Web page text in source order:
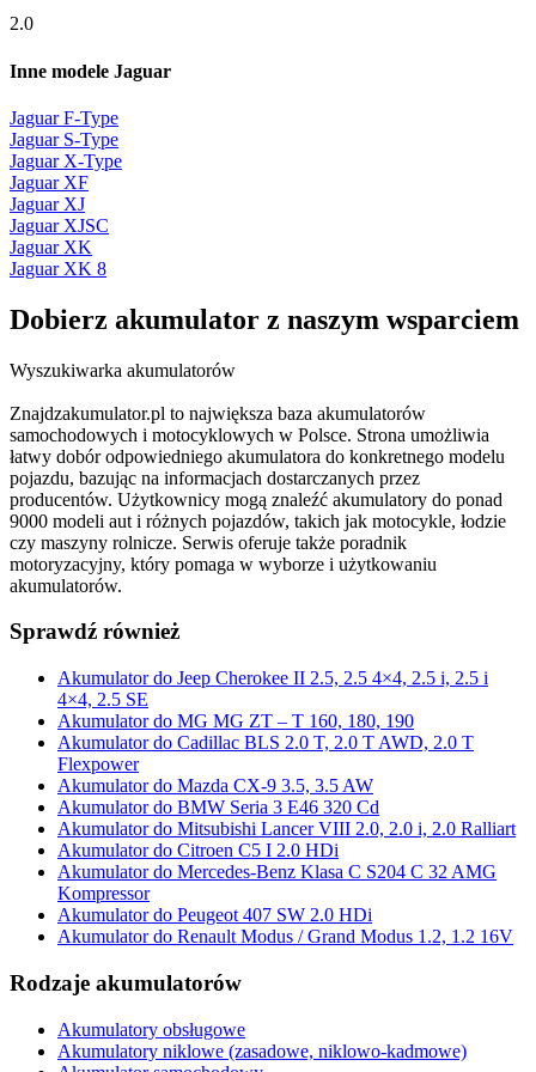
2.0
Inne modele Jaguar
Jaguar F-Type
Jaguar S-Type
Jaguar X-Type
Jaguar XF
Jaguar XJ
Jaguar XJSC
Jaguar XK
Jaguar XK 8
Dobierz akumulator z naszym wsparciem
Wyszukiwarka akumulatorów
Znajdzakumulator.pl to największa baza akumulatorów
samochodowych i motocyklowych w Polsce. Strona umożliwia
łatwy dobór odpowiedniego akumulatora do konkretnego modelu
pojazdu, bazując na informacjach dostarczanych przez
producentów. Użytkownicy mogą znaleźć akumulatory do ponad
9000 modeli aut i różnych pojazdów, takich jak motocykle, łodzie
czy maszyny rolnicze. Serwis oferuje także poradnik
motoryzacyjny, który pomaga w wyborze i użytkowaniu
akumulatorów.
Sprawdź również
Akumulator do Jeep Cherokee II 2.5, 2.5 4×4, 2.5 i, 2.5 i
4×4, 2.5 SE
Akumulator do MG MG ZT – T 160, 180, 190
Akumulator do Cadillac BLS 2.0 T, 2.0 T AWD, 2.0 T
Flexpower
Akumulator do Mazda CX-9 3.5, 3.5 AW
Akumulator do BMW Seria 3 E46 320 Cd
Akumulator do Mitsubishi Lancer VIII 2.0, 2.0 i, 2.0 Ralliart
Akumulator do Citroen C5 I 2.0 HDi
Akumulator do Mercedes-Benz Klasa C S204 C 32 AMG
Kompressor
Akumulator do Peugeot 407 SW 2.0 HDi
Akumulator do Renault Modus / Grand Modus 1.2, 1.2 16V
Rodzaje akumulatorów
Akumulatory obsługowe
Akumulatory niklowe (zasadowe, niklowo-kadmowe)